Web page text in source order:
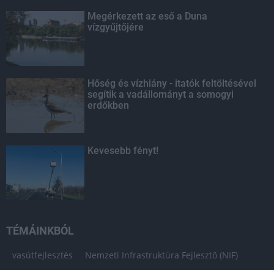
Megérkezett az eső a Duna
vízgyűjtőjére
Hőség és vízhiány - itatók feltöltésével
segítik a vadállományt a somogyi
erdőkben
Kevesebb fényt!
TÉMÁINKBÓL
vasútfejlesztés Nemzeti Infrastruktúra Fejlesztő (NIF)